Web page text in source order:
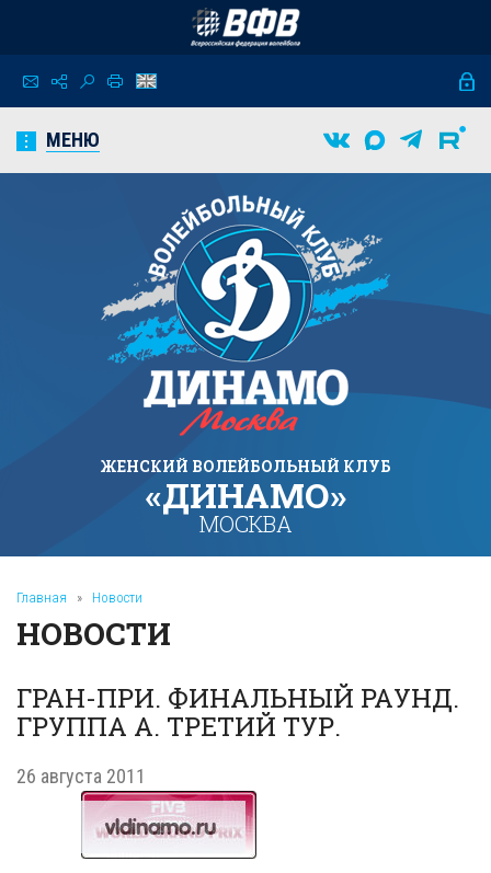
МЕНЮ
ЖЕНСКИЙ ВОЛЕЙБОЛЬНЫЙ КЛУБ
«ДИНАМО»
МОСКВА
Главная » Новости
НОВОСТИ
ГРАН-ПРИ. ФИНАЛЬНЫЙ РАУНД.
ГРУППА А. ТРЕТИЙ ТУР.
26 августа 2011